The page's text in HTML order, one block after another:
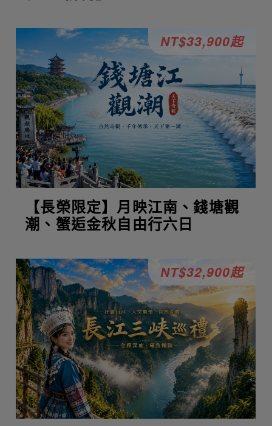
【長榮限定】月映江南、錢塘觀
潮、蟹逅金秋自由行六日
NT$33,900起
NT$32,900起